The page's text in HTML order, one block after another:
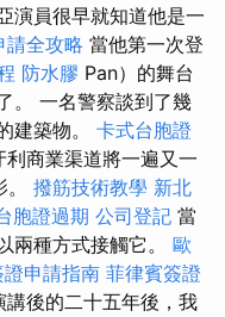
演員很早就知道他是一
請全攻略 當他第一次登
防水膠 Pan）的舞台
。 一名警察談到了幾
建築物。 卡式台胞證
商業渠道將一遍又一
撥筋技術教學 新北
胞證過期 公司登記 當
兩種方式接觸它。 歐
申請指南 菲律賓簽證
講後的二十五年後，我